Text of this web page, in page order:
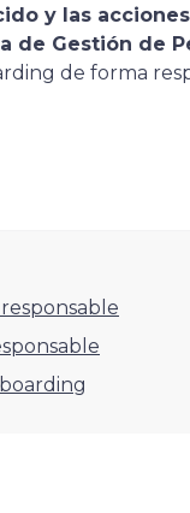
y las
de Gestión de
de forma